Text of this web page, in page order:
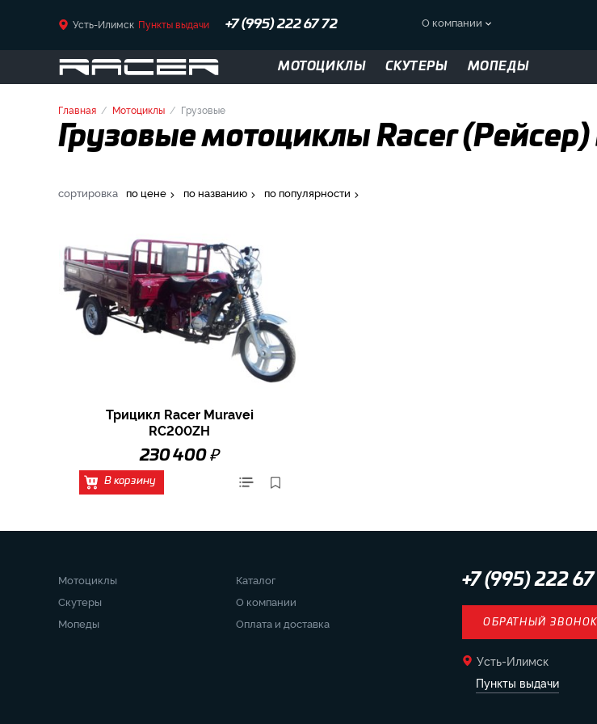
Усть-Илимск Пункты выдачи +7 (995) 222 67 72 О компании
МОТОЦИКЛЫ СКУТЕРЫ МОПЕДЫ
Главная Мотоциклы Грузовые
Грузовые мотоциклы Racer
сортировка по цене по названию по популярности
Трицикл Racer Muravei
RC200ZH
230 400 ₽
В корзину
Мотоциклы
Скутеры
Мопеды
Каталог
О компании
Оплата и доставка
+7 (995) 222
ОБРАТНЫЙ ЗВОНОК
Усть-Илимск
Пункты выдачи